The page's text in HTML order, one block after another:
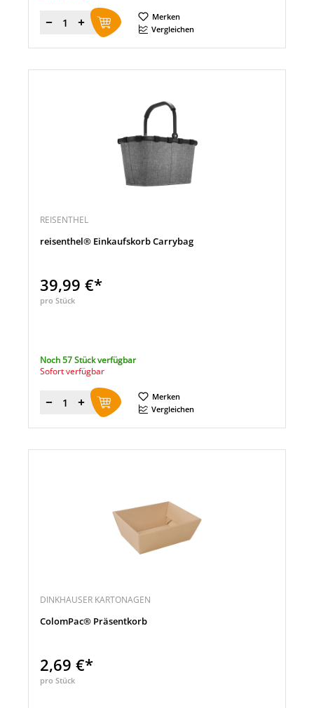
Menge
Merken
Vergleichen
REISENTHEL
reisenthel® Einkaufskorb Carrybag
39,99 €*
pro Stück
Noch 57 Stück verfügbar
Sofort verfügbar
Menge
Merken
Vergleichen
DINKHAUSER KARTONAGEN
ColomPac® Präsentkorb
2,69 €*
pro Stück